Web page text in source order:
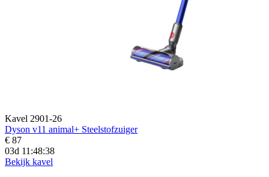
Kavel 2901-26
Dyson v11 animal+ Steelstofzuiger
€ 87
03d 11:48:36
Bekijk kavel